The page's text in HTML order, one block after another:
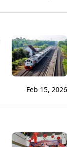
Feb 15, 2026